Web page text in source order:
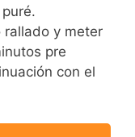
rallado y meter
pre
con el